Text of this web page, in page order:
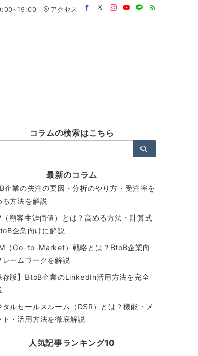
アクセス
コラムの検索はこちら
最新のコラム
企業の失注の要因・分析のやり方・受注率を
る方法を解説
（顧客生涯価値）とは？高める方法・計算式
企業向けに解説
（Go-to-Market）戦略とは？BtoB企業向
レームワークを解説
存版】BtoB企業のLinkedIn活用方法を完全
タルセールスルーム（DSR）とは？機能・メ
ト・活用方法を徹底解説
人気記事ランキング10